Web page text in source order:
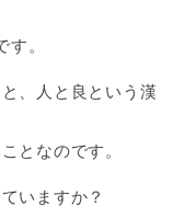
。
、人と良という漢
となのです。
いますか？